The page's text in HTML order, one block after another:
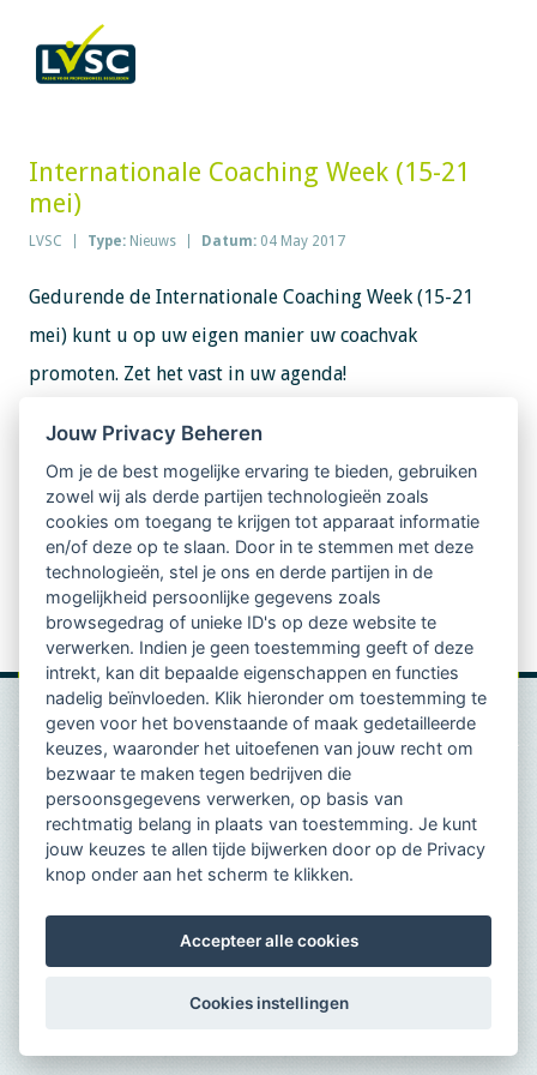
Internationale Coaching Week (15-21
mei)
LVSC Type: Nieuws Datum: 04 May 2017
Gedurende de Internationale Coaching Week (15-21
mei) kunt u op uw eigen manier uw coachvak
promoten. Zet het vast in uw agenda!
Op 19 mei is er een speciale International Coaching
Supervision Day. Geeft u Supervisie aan Coaches? Dan
is deze dag het moment om uw vak te promoten. Bijv.
gratis sessies, blog, etc..
Op dewebsite van AOCSstaan activiteiten en
suggesties beschreven.
Jouw Privacy Beheren
Om je de best mogelijke ervaring te bieden, gebruiken
zowel wij als derde partijen technologieën zoals
cookies om toegang te krijgen tot apparaat informatie
en/of deze op te slaan. Door in te stemmen met deze
technologieën, stel je ons en derde partijen in de
mogelijkheid persoonlijke gegevens zoals
browsegedrag of unieke ID's op deze website te
verwerken. Indien je geen toestemming geeft of deze
intrekt, kan dit bepaalde eigenschappen en functies
nadelig beïnvloeden. Klik hieronder om toestemming te
geven voor het bovenstaande of maak gedetailleerde
keuzes, waaronder het uitoefenen van jouw recht om
bezwaar te maken tegen bedrijven die
persoonsgegevens verwerken, op basis van
rechtmatig belang in plaats van toestemming. Je kunt
jouw keuzes te allen tijde bijwerken door op de Privacy
knop onder aan het scherm te klikken.
Accepteer alle cookies
Cookies instellingen